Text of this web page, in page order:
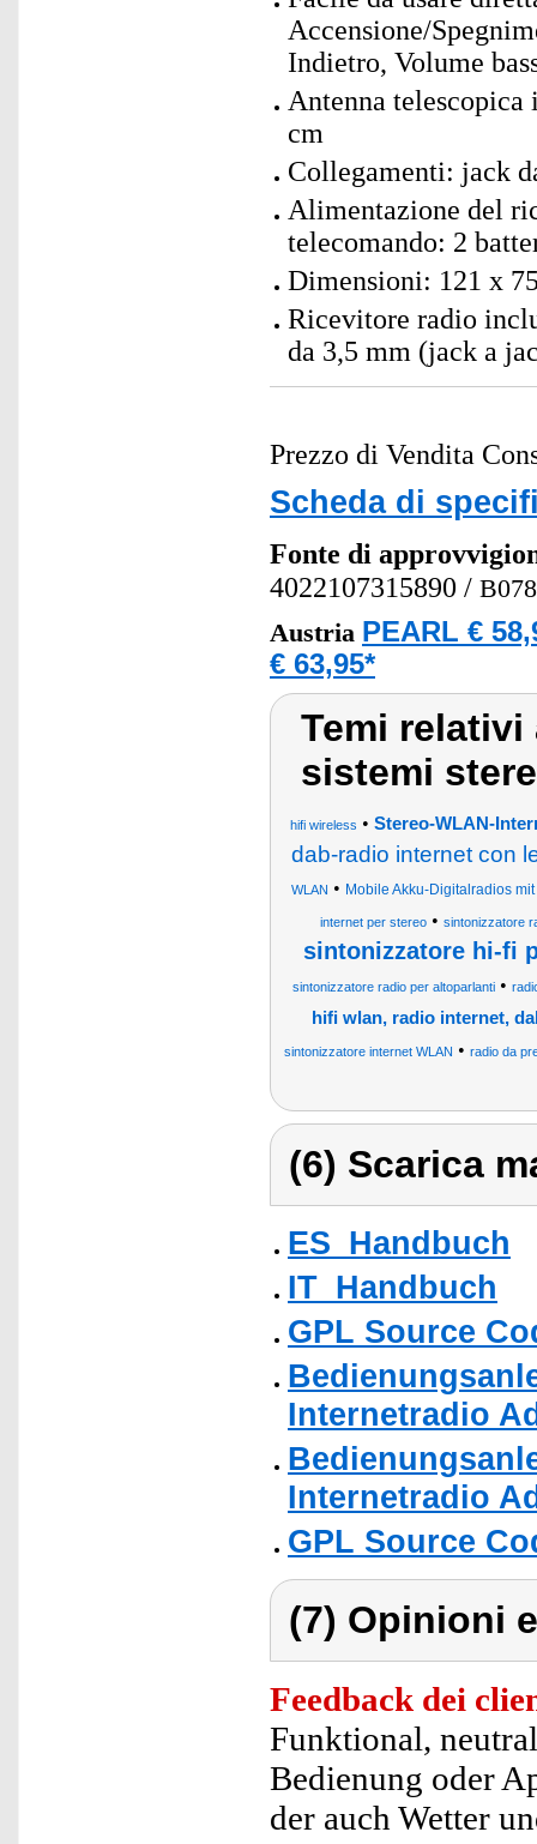
Accensione/
Indietro, Volume
Antenna
cm
Collegamenti: jack
Alimentazione del
telecomando: 2
Dimensioni: 121 x
Ricevitore radio
da 3,5 mm (jack a
Prezzo di Vendita
Scheda di
Fonte di
4022107315890 /
Austria PEARL €
€ 63,95*
Temi
sistemi
hifi wireless • Stereo-WLAN-
dab-radio internet con
WLAN • Mobile Akku-Digitalradios
internet per stereo• sintonizzatore
sintonizzatore hi-fi
sintonizzatore radio per altoparlanti •
hifi wlan, radio internet,
sintonizzatore internet WLAN • radio da
(6) Scarica
ES_Handbuch
IT_Handbuch
GPL Source
Internetradio
Internetradio
GPL Source
(7) Opinioni
Feedback dei
Funktional,
Bedienung oder
der auch Wetter